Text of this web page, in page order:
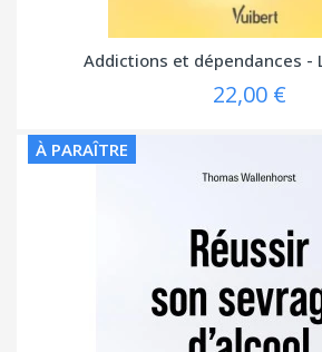
Addictions et dépendances -
22,00 €
À PARAÎTRE